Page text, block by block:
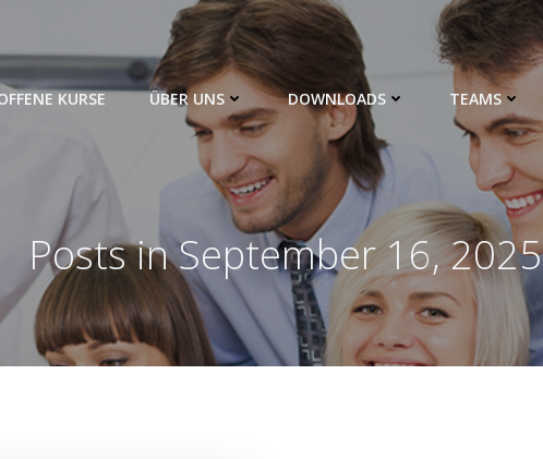
KURSE ÜBER UNS DOWNLOADS TEAMS
Posts in September 16, 2025